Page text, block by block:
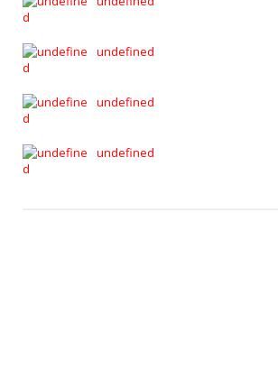
undefined
undefined
undefined